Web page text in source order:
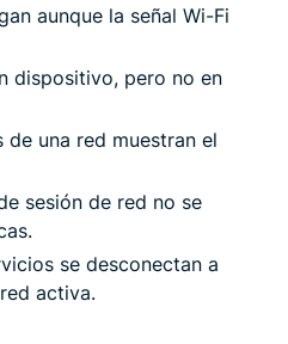
aunque la señal Wi-Fi
dispositivo, pero no en
una red muestran el
sesión de red no se
se desconectan a
activa.